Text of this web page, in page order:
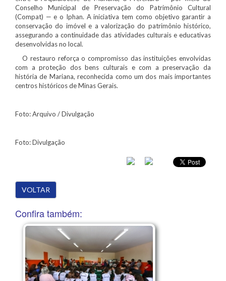
Conselho Municipal de Preservação do Patrimônio Cultural
(Compat) — e o Iphan. A iniciativa tem como objetivo garantir a
conservação do imóvel e a valorização do patrimônio histórico,
assegurando a continuidade das atividades culturais e educativas
desenvolvidas no local.
O restauro reforça o compromisso das instituições envolvidas
com a proteção dos bens culturais e com a preservação da
história de Mariana, reconhecida como um dos mais importantes
centros históricos de Minas Gerais.
Foto: Arquivo / Divulgação
Foto: Divulgação
VOLTAR
Confira também: